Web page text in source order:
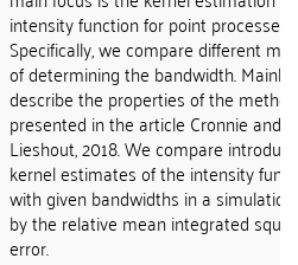
intensity function for point processes.
Specifically, we compare different
of determining the bandwidth.
describe the properties of the method
presented in the article Cronnie and
Lieshout, 2018. We compare
kernel estimates of the intensity
with given bandwidths in a
by the relative mean integrated
error.